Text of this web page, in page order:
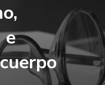
e